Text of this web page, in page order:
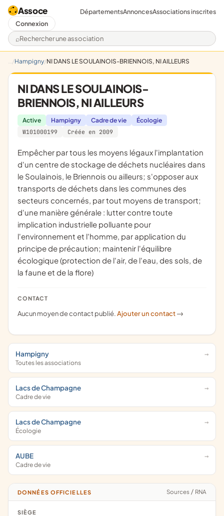
Assoce
Rechercher une association
DépartementsAnnoncesAssociations inscrites
Connexion
Hampigny NI DANS LE SOULAINOIS-BRIENNOIS, NI AILLEURS
NI DANS LE SOULAINOIS-
BRIENNOIS, NI AILLEURS
Active Hampigny Cadre de vie
Écologie
W101000199
Créée en 2009
empêcher par tous les moyens légaux l'implantation
d'un centre de stockage de déchets nucléaires dans
le Soulainois, le Briennois ou ailleurs; s'opposer aux
transports de déchets dans les communes des
secteurs concernés, par tout moyens de transport;
d'une manière générale : lutter contre toute
implication industrielle polluante pour
l'environnement et l'homme, par application du
principe de précaution; maintenir l'équilibre
écologique (protection de l'air, de l'eau, des sols, de
la faune et de la flore)
CONTACT
Aucun moyen de contact publié.Ajouter un contact ->
Hampigny
Toutes les associations
Lacs de Champagne
Cadre de vie
Lacs de Champagne
Écologie
AUBE
Cadre de vie
DONNÉES OFFICIELLES Sources / RNA
SIÈGE